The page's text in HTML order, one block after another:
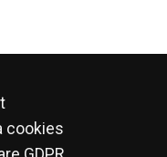
cookies